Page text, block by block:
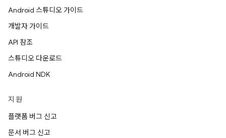
Android 스튜디오 가이드
개발자 가이드
API 참조
스튜디오 다운로드
Android NDK
지원
플랫폼 버그 신고
문서 버그 신고